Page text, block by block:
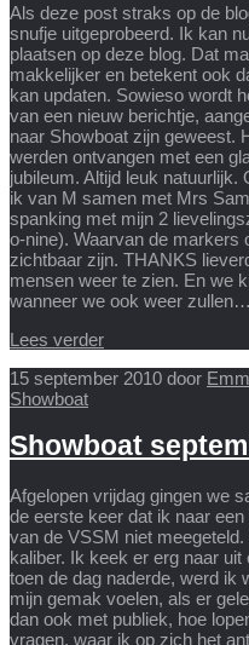
Als deze post straks op de
snufje uitgeprobeerd. Ik kan
plaatsen op deze blog. Dat
makkelijker en betekent ook
kan updaten. Sowieso wordt
van een nieuw berichtje,
naar Showboat zijn geweest.
werden ontvangen met een
jubileum. Altijd leuk
ik van M samen met Mrs
spanking met mijn 2
o-nine). Waarvan de markers
zichtbaar zijn. THANKS
mensen weer te zien. En we
wanneer we ook weer zullen…
Lees verder
15 september 2010 door
Showboat
Showboat
Afgelopen vrijdag gingen we
de eerste keer dat ik naar
van de VSSM niet
kaliber. Ik keek er erg naar
toen de dag naderde, werd ik
mijn gemak voelen, als er
dan ook met publiek, hoe
vragen, waar ik op zich het